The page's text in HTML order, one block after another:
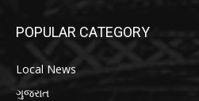
POPULAR CATEGORY
Local News
ગુજરાત